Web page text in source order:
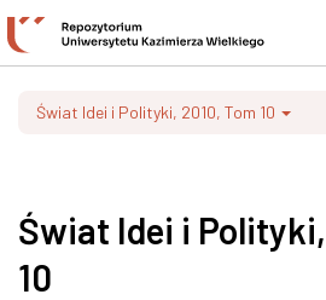
Świat Idei i Polityki, 2010, Tom 10
Świat Idei i
10